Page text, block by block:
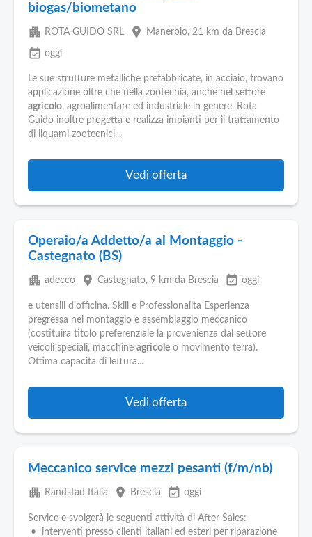
biogas/biometano
apartment ROTA GUIDO SRL place Manerbio, 21 km da Brescia
event_available oggi
Le sue strutture metalliche prefabbricate, in acciaio, trovano
applicazione oltre che nella zootecnia, anche nel settore
agricolo, agroalimentare ed industriale in genere. Rota
Guido inoltre progetta e realizza impianti per il trattamento
di liquami zootecnici...
Vedi offerta
Operaio/a Addetto/a al Montaggio -
Castegnato (BS)
apartment adecco place Castegnato, 9 km da Brescia event_available oggi
e utensili d'officina. Skill e Professionalita Esperienza
pregressa nel montaggio e assemblaggio meccanico
(costituira titolo preferenziale la provenienza dal settore
veicoli speciali, macchine agricole o movimento terra).
Ottima capacita di lettura...
Vedi offerta
Meccanico service mezzi pesanti (f/m/nb)
apartment Randstad Italia place Brescia event_available oggi
Service e svolgerà le seguenti attività di After Sales:
• interventi presso clienti italiani ed esteri per riparazione